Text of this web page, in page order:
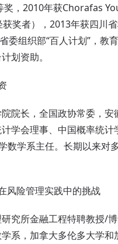
奖，2010年获Chorafas
奖者），2013年获四川
委组织部“百人计划”，
划资助。
院长，全国政协常委，
学会理事、中国概率统
数学系主任。长期以来
险管理实践中的挑战
究所金融工程特聘教授/
系，加拿大多伦多大学